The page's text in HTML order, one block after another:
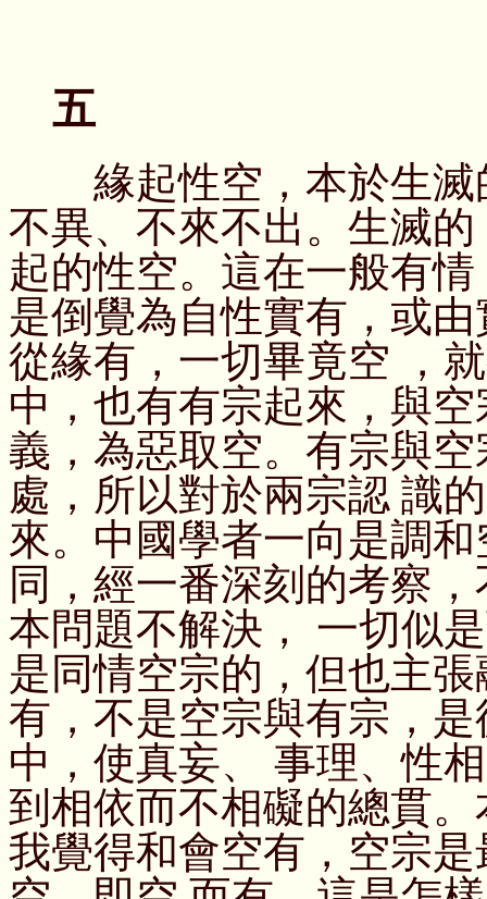
五
緣起性空，本於生滅
不異、不來不出。生滅
起的性空。這在一般有
是倒覺為自性實有，或
從緣有，一切畢竟空 ，
中，也有有宗起來，與
義，為惡取空。有宗與
處，所以對於兩宗認 識
來。中國學者一向是調
同，經一番深刻的考察
本問題不解決， 一切似
是同情空宗的，但也主
有，不是空宗與有宗，
中，使真妄、 事理、性
到相依而不相礙的總貫
我覺得和會空有，空宗